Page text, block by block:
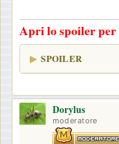
Apri lo spoiler
SPOILER
Dorylus
moderatore